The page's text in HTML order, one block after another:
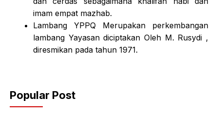
imam empat mazhab.
Lambang YPPQ Merupakan perkembangan
lambang Yayasan diciptakan Oleh M. Rusydi ,
diresmikan pada tahun 1971.
Popular Post